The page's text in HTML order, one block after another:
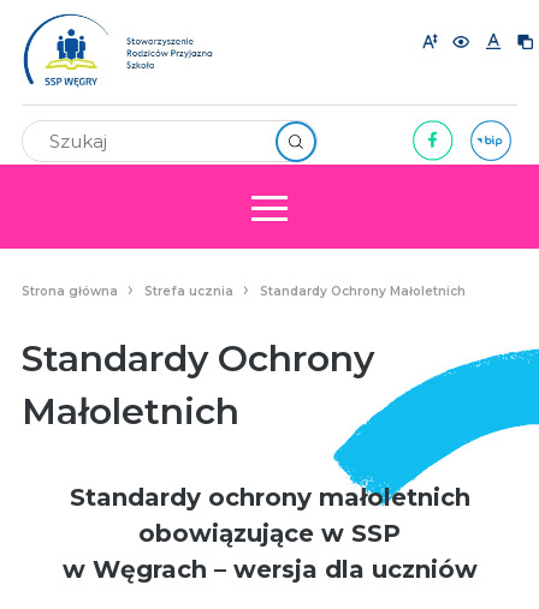
Strona główna Strefa ucznia Standardy Ochrony Małoletnich
Standardy Ochrony
Małoletnich
Standardy ochrony małoletnich
obowiązujące w SSP
w Węgrach – wersja dla uczniów